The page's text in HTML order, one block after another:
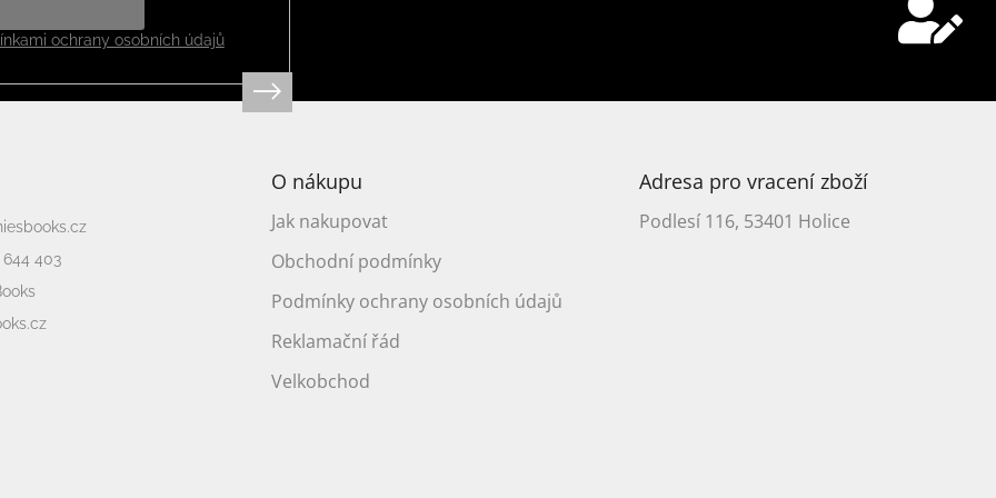
ochrany osobních údajů
644 403
O nákupu
Jak nakupovat
Obchodní podmínky
Podmínky ochrany osobních údajů
Reklamační řád
Velkobchod
Adresa pro vracení zboží
Podlesí 116, 53401 Holice